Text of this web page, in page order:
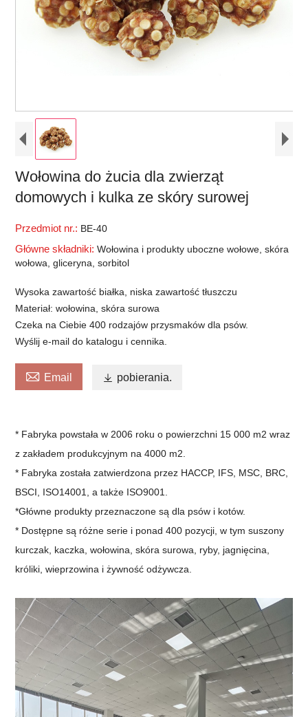
Wołowina do żucia dla zwierząt
domowych i kulka ze skóry surowej
Przedmiot nr.: BE-40
Główne składniki:Wołowina i produkty uboczne wołowe, skóra
wołowa, gliceryna, sorbitol
Wysoka zawartość białka, niska zawartość tłuszczu
Materiał: wołowina, skóra surowa
Czeka na Ciebie 400 rodzajów przysmaków dla psów.
Wyślij e-mail do katalogu i cennika.
 Email  pobierania.
* Fabryka powstała w 2006 roku o powierzchni 15 000 m2 wraz
z zakładem produkcyjnym na 4000 m2.
* Fabryka została zatwierdzona przez HACCP, IFS, MSC, BRC,
BSCI, ISO14001, a także ISO9001.
*Główne produkty przeznaczone są dla psów i kotów.
* Dostępne są różne serie i ponad 400 pozycji, w tym suszony
kurczak, kaczka, wołowina, skóra surowa, ryby, jagnięcina,
króliki, wieprzowina i żywność odżywcza.